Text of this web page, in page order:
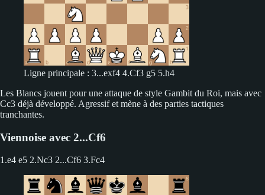
Ligne principale : 3...exf4 4.Cf3 g5 5.h4
Les Blancs jouent pour une attaque de style Gambit du Roi, mais avec
Cc3 déjà développé. Agressif et mène à des parties tactiques
tranchantes.
Viennoise avec 2...Cf6
1.e4 e5 2.Nc3 2...Cf6 3.Fc4